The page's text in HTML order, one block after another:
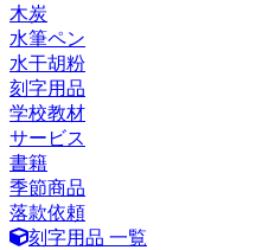
木炭
水筆ペン
水干胡粉
刻字用品
学校教材
サービス
書籍
季節商品
落款依頼
刻字用品 一覧